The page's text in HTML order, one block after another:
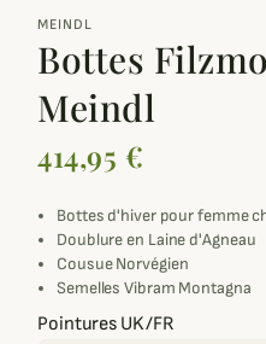
MEINDL
Bottes
Meindl
414,95 €
Bottes d'hiver pour femme
Doublure en Laine d'Agneau
Cousue Norvégien
Semelles Vibram Montagna
Pointures UK/FR